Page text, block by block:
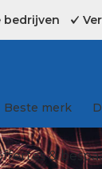
bedrijven
Beste merk
&